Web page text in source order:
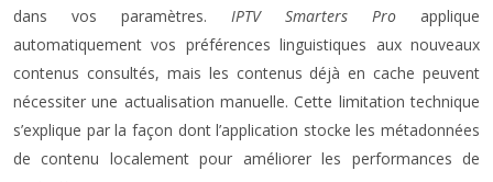
dans vos paramètres. IPTV Smarters Pro applique
automatiquement vos préférences linguistiques aux nouveaux
contenus consultés, mais les contenus déjà en cache peuvent
nécessiter une actualisation manuelle. Cette limitation technique
s’explique par la façon dont l’application stocke les métadonnées
de contenu localement pour améliorer les performances de